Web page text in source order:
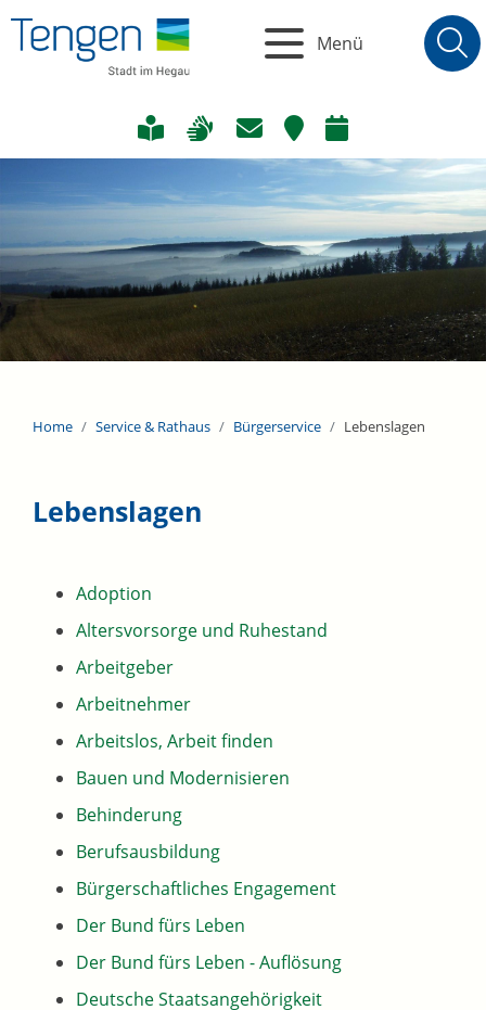
Menü
Home Service & Rathaus Bürgerservice Lebenslagen
Lebenslagen
Adoption
Altersvorsorge und Ruhestand
Arbeitgeber
Arbeitnehmer
Arbeitslos, Arbeit finden
Bauen und Modernisieren
Behinderung
Berufsausbildung
Bürgerschaftliches Engagement
Der Bund fürs Leben
Der Bund fürs Leben - Auflösung
Deutsche Staatsangehörigkeit